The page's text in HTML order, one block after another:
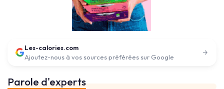
Les-calories.com
Ajoutez-nous à vos sources préférées sur Google
Parole d'experts